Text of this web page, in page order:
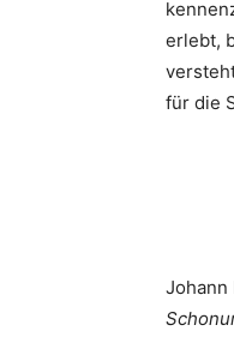
erlebt,
für die
Johann